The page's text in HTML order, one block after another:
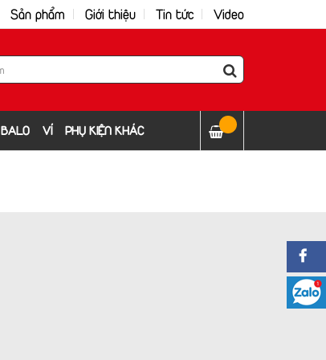
Sản phẩm Giới thiệu Tin tức Video
BALO VÍ PHỤ KIỆN KHÁC